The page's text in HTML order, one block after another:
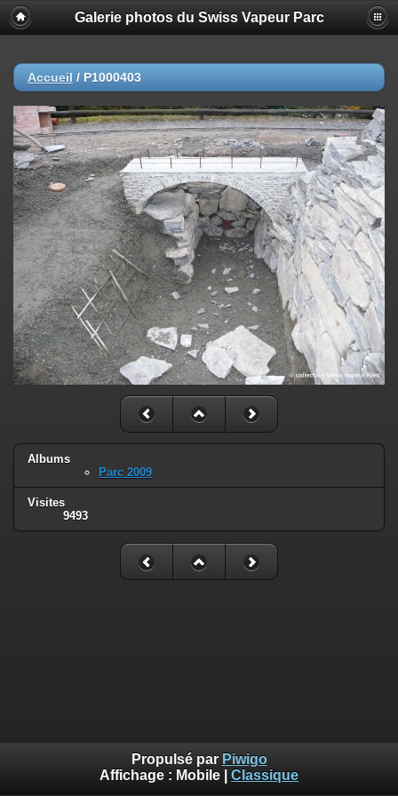
Galerie photos du Swiss Vapeur Parc
Accueil / P1000403
Albums
Parc 2009
Visites
9493
Propulsé par Piwigo
Affichage : Mobile Classique